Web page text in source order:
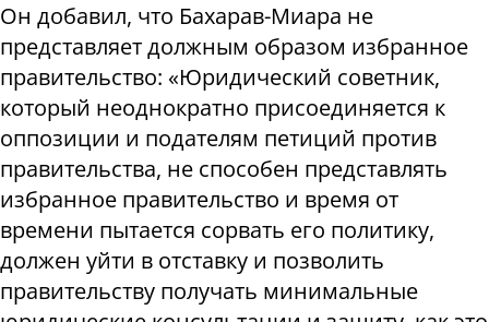
Он добавил, что Бахарав-Миара не
представляет должным образом избранное
правительство: «Юридический советник,
который неоднократно присоединяется к
оппозиции и подателям петиций против
правительства, не способен представлять
избранное правительство и время от
времени пытается сорвать его политику,
должен уйти в отставку и позволить
правительству получать минимальные